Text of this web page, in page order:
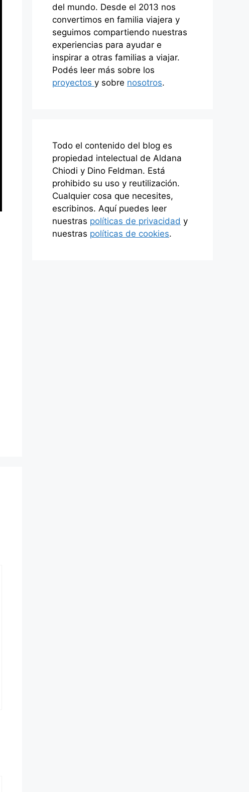
del mundo. Desde el 2013 nos
convertimos en familia viajera y
seguimos compartiendo nuestras
experiencias para ayudar e
inspirar a otras familias a viajar.
Podés leer más sobre los
proyectos y sobre nosotros.
Todo el contenido del blog es
propiedad intelectual de Aldana
Chiodi y Dino Feldman. Está
prohibido su uso y reutilización.
Cualquier cosa que necesites,
escribinos. Aquí puedes leer
nuestras políticas de privacidad y
nuestras políticas de cookies.